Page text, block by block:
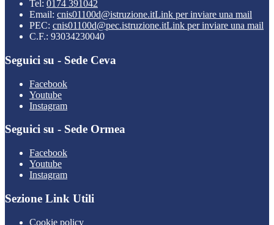
Tel: 0174 391042
Email: cnis01100d@istruzione.itLink per inviare una mail
PEC: cnis01100d@pec.istruzione.itLink per inviare una mail
C.F.: 93034230040
Seguici su - Sede Ceva
Facebook
Youtube
Instagram
Seguici su - Sede Ormea
Facebook
Youtube
Instagram
Sezione Link Utili
Cookie policy